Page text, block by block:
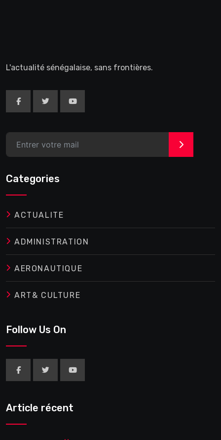
L'actualité sénégalaise, sans frontières.
>
Categories
ACTUALITE
ADMINISTRATION
AERONAUTIQUE
ART& CULTURE
Follow Us On
Article récent